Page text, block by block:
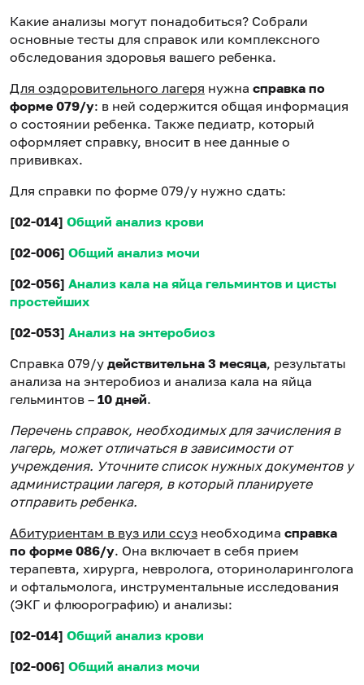
Какие анализы могут понадобиться? Собрали
основные тесты для справок или комплексного
обследования здоровья вашего ребенка.
Для оздоровительного лагеря нужна справка по
форме 079/у: в ней содержится общая информация
о состоянии ребенка. Также педиатр, который
оформляет справку, вносит в нее данные о
прививках.
Для справки по форме 079/у нужно сдать:
[02-014] Общий анализ крови
[02-006] Общий анализ мочи
[02-056] Анализ кала на яйца гельминтов и цисты
простейших
[02-053] Анализ на энтеробиоз
Справка 079/у действительна 3 месяца, результаты
анализа на энтеробиоз и анализа кала на яйца
гельминтов – 10 дней.
Перечень справок, необходимых для зачисления в
лагерь, может отличаться в зависимости от
учреждения. Уточните список нужных документов у
администрации лагеря, в который планируете
отправить ребенка.
Абитуриентам в вуз или ссуз необходима справка
по форме 086/у. Она включает в себя прием
терапевта, хирурга, невролога, оториноларинголога
и офтальмолога, инструментальные исследования
(ЭКГ и флюорографию) и анализы:
[02-014] Общий анализ крови
[02-006] Общий анализ мочи